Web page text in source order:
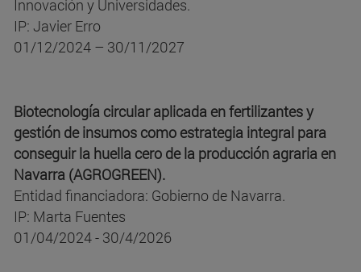
Innovación y Universidades.
IP: Javier Erro
01/12/2024 – 30/11/2027
Biotecnología circular aplicada en fertilizantes y
gestión de insumos como estrategia integral para
conseguir la huella cero de la producción agraria en
Navarra (AGROGREEN).
Entidad financiadora: Gobierno de Navarra.
IP: Marta Fuentes
01/04/2024 - 30/4/2026